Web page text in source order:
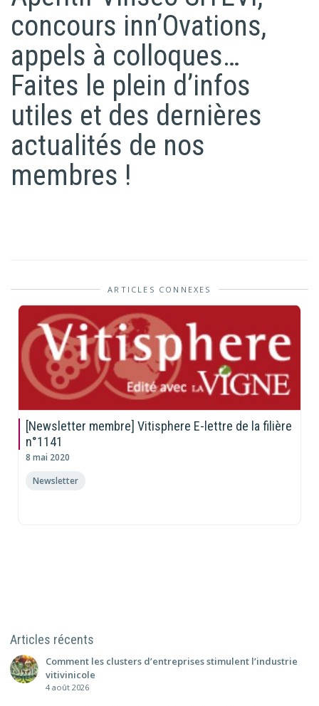
concours inn’Ovations,
appels à colloques…
Faites le plein d’infos
utiles et des dernières
actualités de nos
membres !
ARTICLES CONNEXES
[Newsletter membre] Vitisphere E-lettre de la filière
n°1141
8 mai 2020
Newsletter
Articles récents
Comment les clusters d’entreprises stimulent l’industrie
vitivinicole
4 août 2026